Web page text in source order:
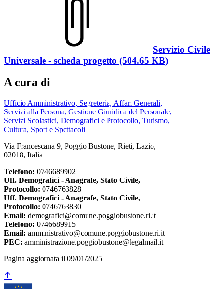
Servizio Civile
Universale - scheda progetto (504.65 KB)
A cura di
Ufficio Amministrativo, Segreteria, Affari Generali,
Servizi alla Persona, Gestione Giuridica del Personale,
Servizi Scolastici, Demografici e Protocollo, Turismo,
Cultura, Sport e Spettacoli
Via Francescana 9, Poggio Bustone, Rieti, Lazio,
02018, Italia
Telefono: 0746689902
Uff. Demografici - Anagrafe, Stato Civile,
Protocollo: 0746763828
Uff. Demografici - Anagrafe, Stato Civile,
Protocollo: 0746763830
Email: demografici@comune.poggiobustone.ri.it
Telefono: 0746689915
Email: amministrativo@comune.poggiobustone.ri.it
PEC: amministrazione.poggiobustone@legalmail.it
Pagina aggiornata il 09/01/2025